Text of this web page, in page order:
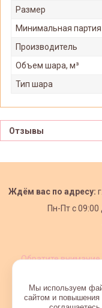
Размер
Минимальная партия
Производитель
Объем шара, м³
Тип шара
Отзывы
Ждём вас по адресу:
Пн-Пт с09:00
Обратите
Мы используем
сайтом и повышения